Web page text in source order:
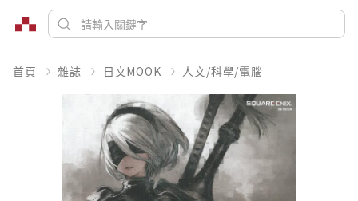
首頁 雜誌 日文MOOK 人文/科學/電腦